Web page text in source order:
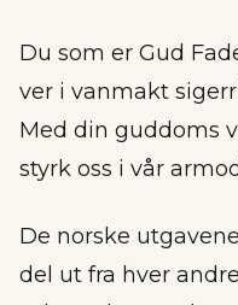
Du som er Gud
ver i vanmakt
Med din guddoms
styrk oss i vår
De norske
del ut fra hver